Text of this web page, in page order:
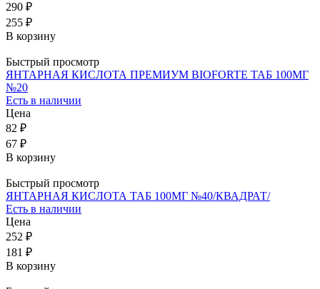
290 ₽
255 ₽
В корзину
Быстрый просмотр
ЯНТАРНАЯ КИСЛОТА ПРЕМИУМ BIOFORTE ТАБ 100МГ
№20
Есть в наличии
Цена
82 ₽
67 ₽
В корзину
Быстрый просмотр
ЯНТАРНАЯ КИСЛОТА ТАБ 100МГ №40/КВАДРАТ/
Есть в наличии
Цена
252 ₽
181 ₽
В корзину